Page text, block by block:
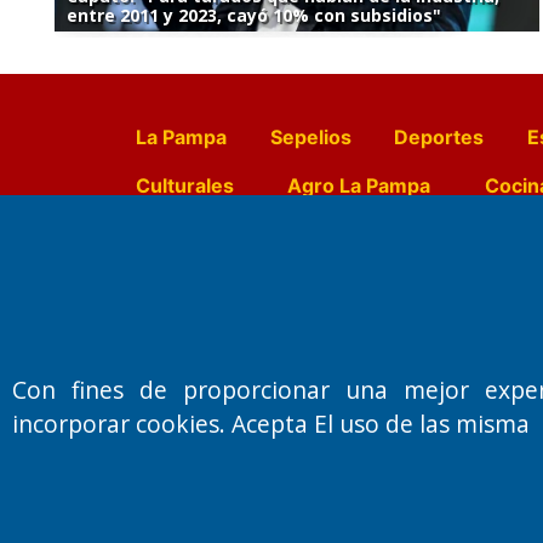
entre 2011 y 2023, cayó 10% con subsidios"
La Pampa Sepelios Deportes
Culturales
Agro La Pampa
Doctor Antonio
Primera edición: Domingo 3 de
Miembro de ADIRA,ADEPA y CPPAL
Con fines de proporcionar una mejor
incorporar cookies. Acepta El uso de las misma